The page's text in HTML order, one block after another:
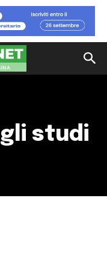
studi